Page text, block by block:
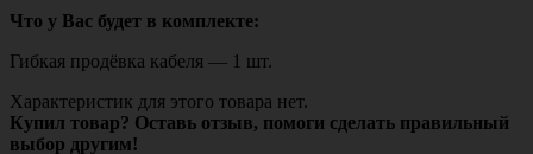
Что у Вас будет в комплекте:
Гибкая продёвка кабеля — 1 шт.
Характеристик для этого товара нет.
Купил товар? Оставь отзыв, помоги сделать правильный
выбор другим!